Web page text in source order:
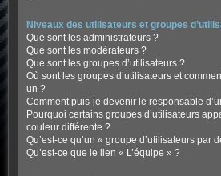
Niveaux des utilisateurs et groupes
Que sont les administrateurs ?
Que sont les modérateurs ?
Que sont les groupes d’utilisateurs ?
Où sont les groupes d’utilisateurs et
un ?
Comment puis-je devenir le responsable
Pourquoi certains groupes d’utilisateurs
couleur différente ?
Qu’est-ce qu’un « groupe d’utilisateurs par
Qu’est-ce que le lien « L’équipe » ?